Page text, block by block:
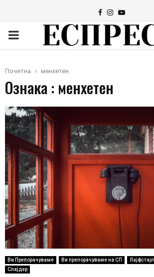
Facebook
Instagram
Youtube
PRIMARY
Почетна менхетен
Ознака : менхетен
Ви Препорачуваме Ви препорачуваме на СП Лајфстајл
Слајдер